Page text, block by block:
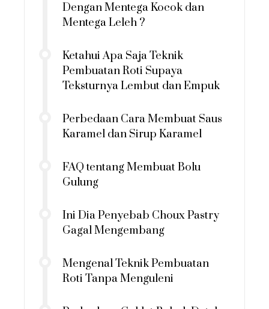
Dengan Mentega Kocok dan
Mentega Leleh ?
Ketahui Apa Saja Teknik
Pembuatan Roti Supaya
Teksturnya Lembut dan Empuk
Perbedaan Cara Membuat Saus
Karamel dan Sirup Karamel
FAQ tentang Membuat Bolu
Gulung
Ini Dia Penyebab Choux Pastry
Gagal Mengembang
Mengenal Teknik Pembuatan
Roti Tanpa Menguleni